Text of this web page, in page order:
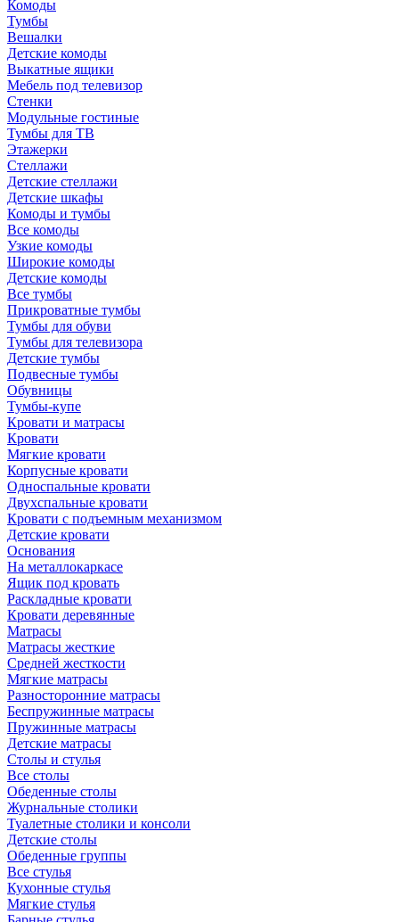
Комоды
Тумбы
Вешалки
Детские комоды
Выкатные ящики
Мебель под телевизор
Стенки
Модульные гостиные
Тумбы для ТВ
Этажерки
Стеллажи
Детские стеллажи
Детские шкафы
Комоды и тумбы
Все комоды
Узкие комоды
Широкие комоды
Детские комоды
Все тумбы
Прикроватные тумбы
Тумбы для обуви
Тумбы для телевизора
Детские тумбы
Подвесные тумбы
Обувницы
Тумбы-купе
Кровати и матрасы
Кровати
Мягкие кровати
Корпусные кровати
Односпальные кровати
Двухспальные кровати
Кровати с подъемным механизмом
Детские кровати
Основания
На металлокаркасе
Ящик под кровать
Раскладные кровати
Кровати деревянные
Матрасы
Матрасы жесткие
Средней жесткости
Мягкие матрасы
Разносторонние матрасы
Беспружинные матрасы
Пружинные матрасы
Детские матрасы
Столы и стулья
Все столы
Обеденные столы
Журнальные столики
Туалетные столики и консоли
Детские столы
Обеденные группы
Все стулья
Кухонные стулья
Мягкие стулья